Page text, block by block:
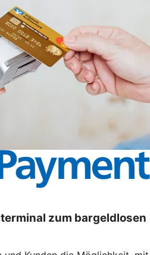
zum bargeldlosen